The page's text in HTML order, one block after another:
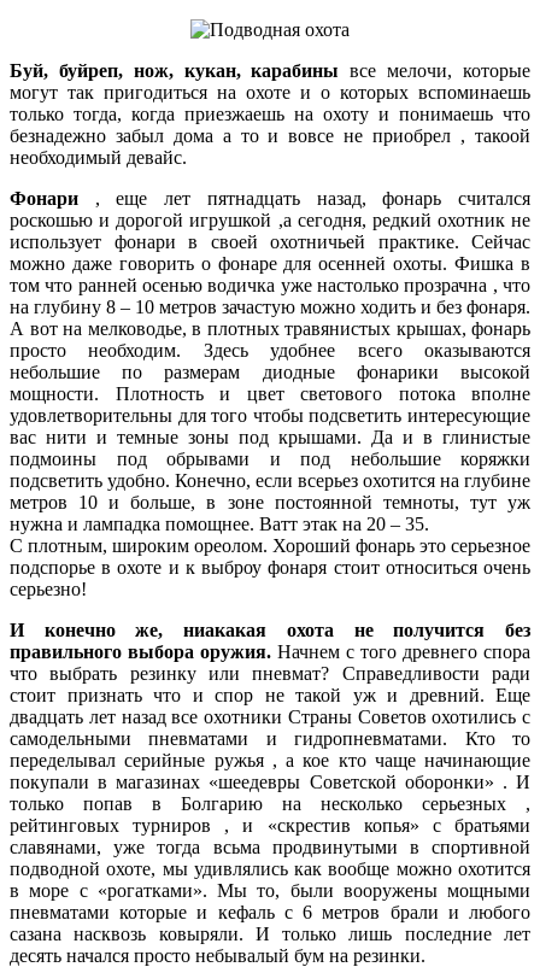
Буй, буйреп, нож, кукан, карабины все мелочи, которые
могут так пригодиться на охоте и о которых вспоминаешь
только тогда, когда приезжаешь на охоту и понимаешь что
безнадежно забыл дома а то и вовсе не приобрел , такоой
необходимый девайс.
Фонари , еще лет пятнадцать назад, фонарь считался
роскошью и дорогой игрушкой ,а сегодня, редкий охотник не
использует фонари в своей охотничьей практике. Сейчас
можно даже говорить о фонаре для осенней охоты. Фишка в
том что ранней осенью водичка уже настолько прозрачна , что
на глубину 8 – 10 метров зачастую можно ходить и без фонаря.
А вот на мелководье, в плотных травянистых крышах, фонарь
просто необходим. Здесь удобнее всего оказываются
небольшие по размерам диодные фонарики высокой
мощности. Плотность и цвет светового потока вполне
удовлетворительны для того чтобы подсветить интересующие
вас нити и темные зоны под крышами. Да и в глинистые
подмоины под обрывами и под небольшие коряжки
подсветить удобно. Конечно, если всерьез охотится на глубине
метров 10 и больше, в зоне постоянной темноты, тут уж
нужна и лампадка помощнее. Ватт этак на 20 – 35.
С плотным, широким ореолом. Хороший фонарь это серьезное
подспорье в охоте и к выброу фонаря стоит относиться очень
серьезно!
И конечно же, ниакакая охота не получится без
правильного выбора оружия. Начнем с того древнего спора
что выбрать резинку или пневмат? Справедливости ради
стоит признать что и спор не такой уж и древний. Еще
двадцать лет назад все охотники Страны Советов охотились с
самодельными пневматами и гидропневматами. Кто то
переделывал серийные ружья , а кое кто чаще начинающие
покупали в магазинах «шеедевры Советской оборонки» . И
только попав в Болгарию на несколько серьезных ,
рейтинговых турниров , и «скрестив копья» с братьями
славянами, уже тогда всьма продвинутыми в спортивной
подводной охоте, мы удивлялись как вообще можно охотится
в море с «рогатками». Мы то, были вооружены мощными
пневматами которые и кефаль с 6 метров брали и любого
сазана насквозь ковыряли. И только лишь последние лет
десять начался просто небывалый бум на резинки.